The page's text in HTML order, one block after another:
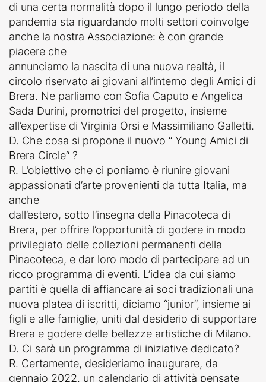
di una certa normalità dopo il lungo periodo della
pandemia sta riguardando molti settori coinvolge
anche la nostra Associazione: è con grande
piacere che
annunciamo la nascita di una nuova realtà, il
circolo riservato ai giovani all’interno degli Amici di
Brera. Ne parliamo con Sofia Caputo e Angelica
Sada Durini, promotrici del progetto, insieme
all’expertise di Virginia Orsi e Massimiliano Galletti.
D. Che cosa si propone il nuovo “ Young Amici di
Brera Circle“ ?
R. L’obiettivo che ci poniamo è riunire giovani
appassionati d’arte provenienti da tutta Italia, ma
anche
dall’estero, sotto l’insegna della Pinacoteca di
Brera, per offrire l’opportunità di godere in modo
privilegiato delle collezioni permanenti della
Pinacoteca, e dar loro modo di partecipare ad un
ricco programma di eventi. L’idea da cui siamo
partiti è quella di affiancare ai soci tradizionali una
nuova platea di iscritti, diciamo “junior”, insieme ai
figli e alle famiglie, uniti dal desiderio di supportare
Brera e godere delle bellezze artistiche di Milano.
D. Ci sarà un programma di iniziative dedicato?
R. Certamente, desideriamo inaugurare, da
gennaio 2022, un calendario di attività pensate